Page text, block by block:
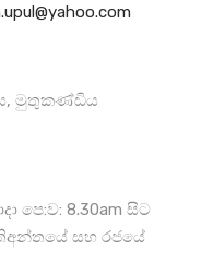
මුතුකණ්ඩිය
පෙ:ව: 8.30am සිට
සහ රජයේ